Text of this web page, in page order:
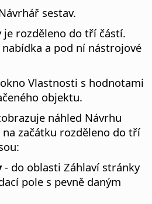
sestav.
je rozděleno do tří částí.
a pod ní nástrojové
Vlastnosti s hodnotami
objektu.
náhled Návrhu
na začátku rozděleno do tří
- do oblasti Záhlaví stránky
pole s pevně daným